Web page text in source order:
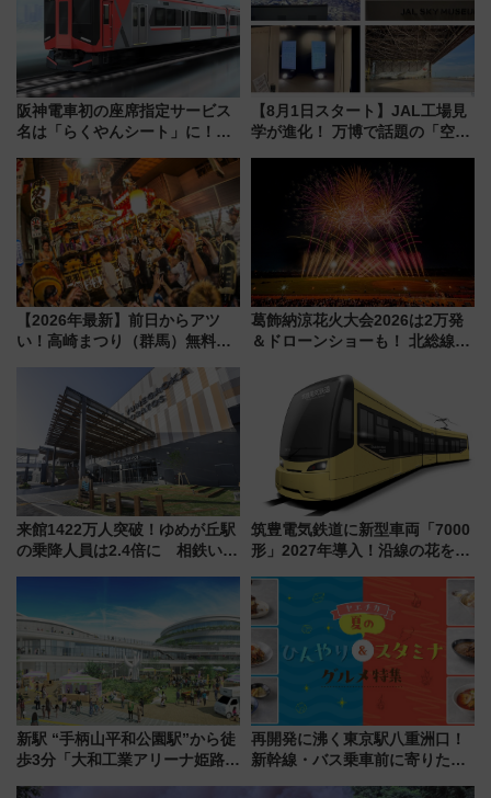
阪神電車初の座席指定サービス
名は「らくやんシート」に！新
を快適移動
【8月1日スタート】JAL工場見
学が進化！ 万博で話題の「空飛
限定の歴代制服仮想試着体験も
レポート
【2026年最新】前日からアツ
い！高崎まつり（群馬）無料観
葛飾納涼花火大会2026は2万発
＆ドローンショーも！ 北総線を
車、観覧スポット情報と周辺観
光まとめ（7/28開催）
来館1422万人突破！ゆめが丘駅
の乗降人員は2.4倍に 相鉄いず
マンが登場
筑豊電気鉄道に新型車両「7000
形」2027年導入！沿線の花をイ
内は落ち着いたゆとりある空間
に
新駅 “手柄山平和公園駅”から徒
歩3分「大和工業アリーナ姫路」
再開発に沸く東京駅八重洲口！
新幹線・バス乗車前に寄りたい